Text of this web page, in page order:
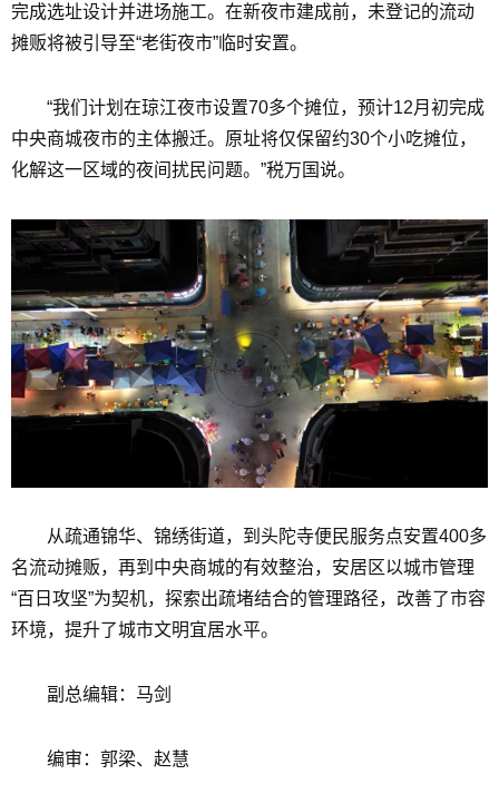
完成选址设计并进场施工。在新夜市建成前，未登记的流动
摊贩将被引导至“老街夜市”临时安置。
“我们计划在琼江夜市设置70多个摊位，预计12月初完成
中央商城夜市的主体搬迁。原址将仅保留约30个小吃摊位，
化解这一区域的夜间扰民问题。”税万国说。
从疏通锦华、锦绣街道，到头陀寺便民服务点安置400多
名流动摊贩，再到中央商城的有效整治，安居区以城市管理
“百日攻坚”为契机，探索出疏堵结合的管理路径，改善了市容
环境，提升了城市文明宜居水平。
副总编辑：马剑
编审：郭梁、赵慧